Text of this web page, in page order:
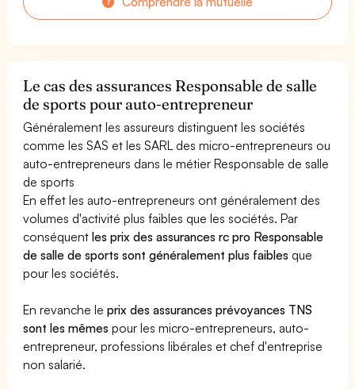
Le cas des assurances Responsable de salle
de sports pour auto-entrepreneur
Généralement les assureurs distinguent les sociétés
comme les SAS et les SARL des micro-entrepreneurs ou
auto-entrepreneurs dans le métier Responsable de salle
de sports
En effet les auto-entrepreneurs ont généralement des
volumes d'activité plus faibles que les sociétés. Par
conséquentles prix des assurances rc pro Responsable
de salle de sports sont généralement plus faibles que
pour les sociétés.
En revanche leprix des assurances prévoyances TNS
sont les mêmes pour les micro-entrepreneurs, auto-
entrepreneur, professions libérales et chef d'entreprise
non salarié.